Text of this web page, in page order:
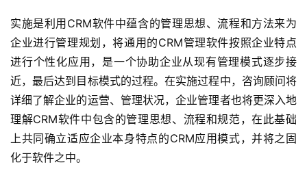
实施是利用CRM软件中蕴含的管理思想、流程和方法来为
企业进行管理规划，将通用的CRM管理软件按照企业特点
进行个性化应用，是一个协助企业从现有管理模式逐步接
近，最后达到目标模式的过程。在实施过程中，咨询顾问将
详细了解企业的运营、管理状况，企业管理者也将更深入地
理解CRM软件中包含的管理思想、流程和规范，在此基础
上共同确立适应企业本身特点的CRM应用模式，并将之固
化于软件之中。